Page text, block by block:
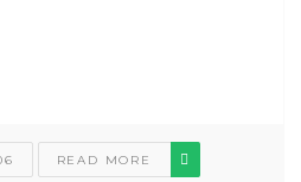
READ MORE